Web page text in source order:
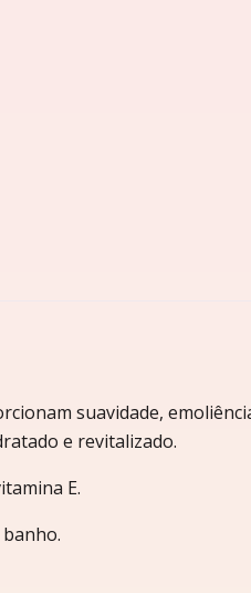
suavidade,
e revitalizado.
E.